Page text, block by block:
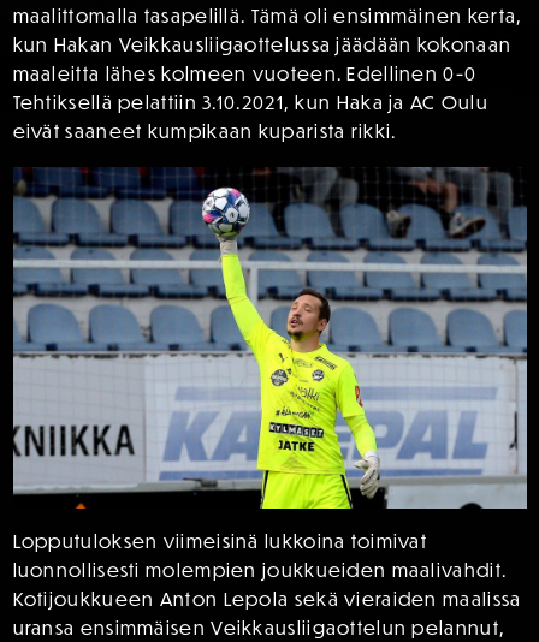
maalittomalla tasapelillä. Tämä oli ensimmäinen kerta,
kun Hakan Veikkausliigaottelussa jäädään kokonaan
maaleitta lähes kolmeen vuoteen. Edellinen 0-0
Tehtiksellä pelattiin 3.10.2021, kun Haka ja AC Oulu
eivät saaneet kumpikaan kuparista rikki.
Lopputuloksen viimeisinä lukkoina toimivat
luonnollisesti molempien joukkueiden maalivahdit.
Kotijoukkueen Anton Lepola sekä vieraiden maalissa
uransa ensimmäisen Veikkausliigaottelun pelannut,